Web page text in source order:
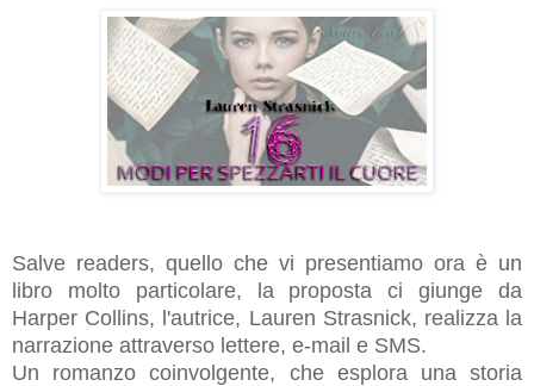
Salve readers, quello che vi presentiamo ora è un
libro molto particolare, la proposta ci giunge da
Harper Collins, l'autrice, Lauren Strasnick, realizza la
narrazione attraverso lettere, e-mail e SMS.
Un romanzo coinvolgente, che esplora una storia